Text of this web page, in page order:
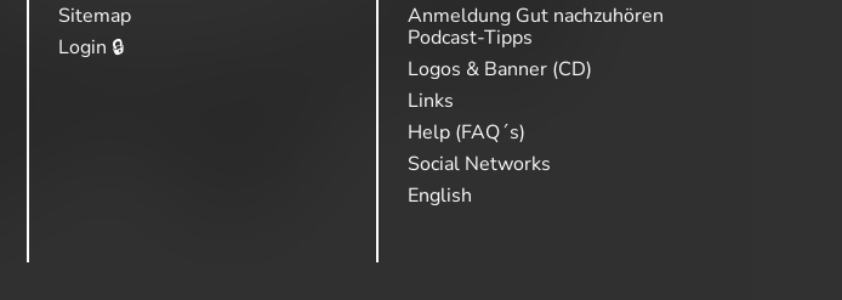
Sitemap
Login 🔒
Anmeldung Gut nachzuhören
Podcast-Tipps
Logos & Banner (CD)
Links
Help (FAQ´s)
Social Networks
English